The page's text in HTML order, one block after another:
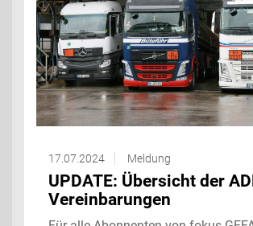
17.07.2024 Meldung
UPDATE: Übersicht der
Vereinbarungen